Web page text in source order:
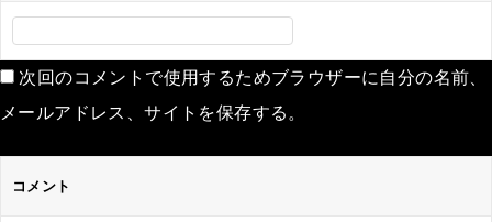
次回のコメントで使用するためブラウザーに自分の名前、
メールアドレス、サイトを保存する。
コメント